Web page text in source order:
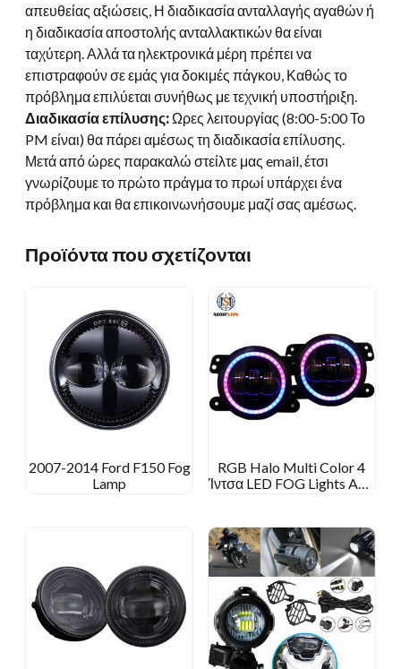
απευθείας αξιώσεις, Η διαδικασία ανταλλαγής αγαθών ή
η διαδικασία αποστολής ανταλλακτικών θα είναι
ταχύτερη. Αλλά τα ηλεκτρονικά μέρη πρέπει να
επιστραφούν σε εμάς για δοκιμές πάγκου, Καθώς το
πρόβλημα επιλύεται συνήθως με τεχνική υποστήριξη.
Διαδικασία επίλυσης: Ωρες λειτουργίας (8:00-5:00 Το
PM είναι) θα πάρει αμέσως τη διαδικασία επίλυσης.
Μετά από ώρες παρακαλώ στείλτε μας email, έτσι
γνωρίζουμε το πρώτο πράγμα το πρωί υπάρχει ένα
πρόβλημα και θα επικοινωνήσουμε μαζί σας αμέσως.
Προϊόντα που σχετίζονται
2007-2014 Ford F150 Fog
Lamp
RGB Halo Multi Color 4
Ίντσα LED FOG Lights App